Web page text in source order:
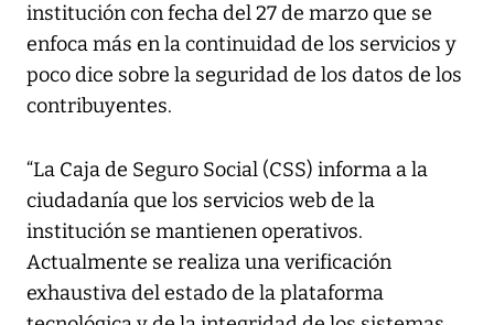
institución con fecha del 27 de marzo que se
enfoca más en la continuidad de los servicios y
poco dice sobre la seguridad de los datos de los
contribuyentes.
“La Caja de Seguro Social (CSS) informa a la
ciudadanía que los servicios web de la
institución se mantienen operativos.
Actualmente se realiza una verificación
exhaustiva del estado de la plataforma